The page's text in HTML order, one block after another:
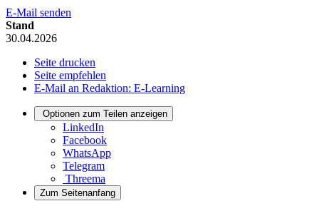
E-Mail senden
Stand
30.04.2026
Seite drucken
Seite empfehlen
E-Mail an Redaktion: E-Learning
Optionen zum Teilen anzeigen
LinkedIn
Facebook
WhatsApp
Telegram
Threema
Zum Seitenanfang